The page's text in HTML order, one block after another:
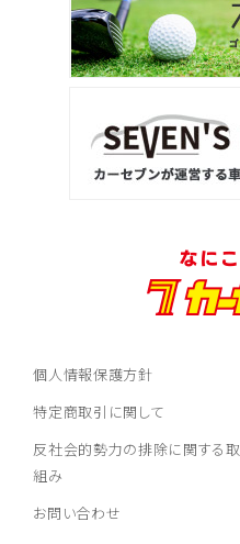
個人情報保護方針
特定商取引に関して
反社会的勢力の排除に関する取
組み
お問い合わせ